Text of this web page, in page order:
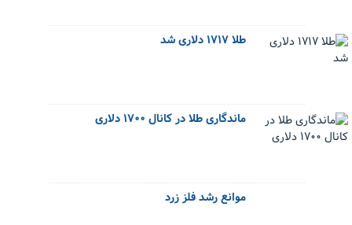
طلا ۱۷۱۷ دلاری شد
ماندگاری طلا در کانال ۱۷۰۰ دلاری
موانع رشد فلز زرد